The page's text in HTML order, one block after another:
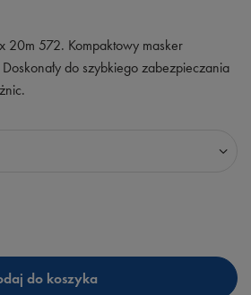
20m 572. Kompaktowy masker
do szybkiego zabezpieczania
do koszyka